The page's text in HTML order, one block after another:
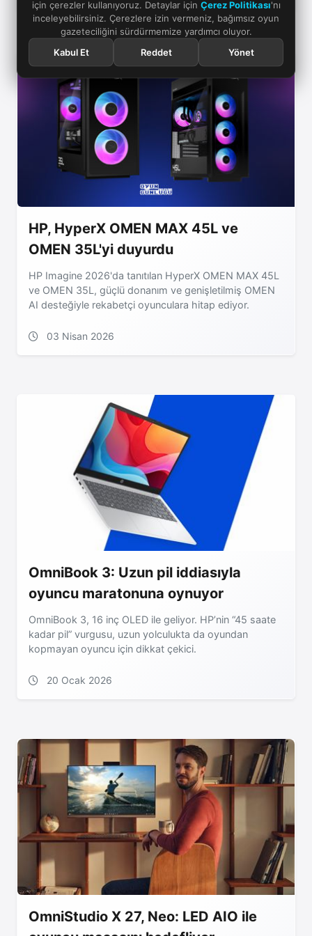
için çerezler kullanıyoruz. Detaylar için Çerez Politikası'nı
inceleyebilirsiniz. Çerezlere izin vermeniz, bağımsız oyun
gazeteciliğini sürdürmemize yardımcı oluyor.
Kabul Et
Reddet Yönet
HP, HyperX OMEN MAX 45L ve
OMEN 35L'yi duyurdu
HP Imagine 2026'da tanıtılan HyperX OMEN MAX 45L
ve OMEN 35L, güçlü donanım ve genişletilmiş OMEN
AI desteğiyle rekabetçi oyunculara hitap ediyor.
03 Nisan 2026
OmniBook 3: Uzun pil iddiasıyla
oyuncu maratonuna oynuyor
OmniBook 3, 16 inç OLED ile geliyor. HP’nin “45 saate
kadar pil” vurgusu, uzun yolculukta da oyundan
kopmayan oyuncu için dikkat çekici.
20 Ocak 2026
OmniStudio X 27, Neo: LED AIO ile